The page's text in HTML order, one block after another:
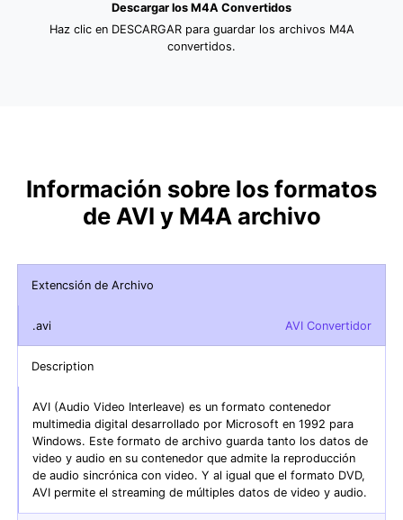
Descargar los M4A Convertidos
Haz clic en DESCARGAR para guardar los archivos M4A
convertidos.
Información sobre los formatos
de AVI y M4A archivo
Extencsión de Archivo
.avi AVI Convertidor
Description
AVI (Audio Video Interleave) es un formato contenedor
multimedia digital desarrollado por Microsoft en 1992 para
Windows. Este formato de archivo guarda tanto los datos de
video y audio en su contenedor que admite la reproducción
de audio sincrónica con video. Y al igual que el formato DVD,
AVI permite el streaming de múltiples datos de video y audio.